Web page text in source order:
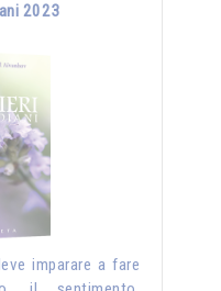
2023
imparare a fare